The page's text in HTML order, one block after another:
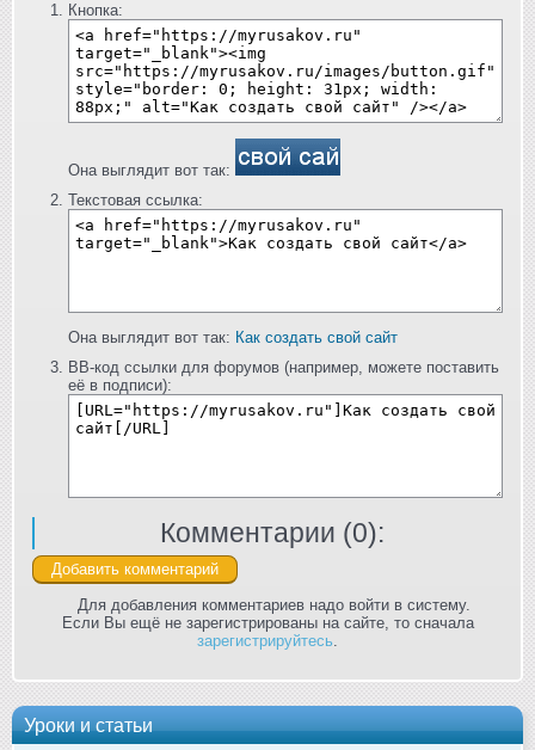
Уроки и статьи
Кнопка:
Она выглядит вот так:
Текстовая ссылка:
Она выглядит вот так: Как создать свой сайт
BB-код ссылки для форумов (например, можете поставить
её в подписи):
Комментарии (0):
Для добавления комментариев надо войти в систему.
Если Вы ещё не зарегистрированы на сайте, то сначала
зарегистрируйтесь.